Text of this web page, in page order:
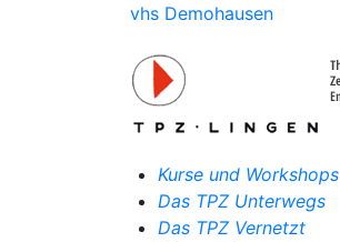
vhs Demohausen
Kurse und Workshops
Das TPZ Unterwegs
Das TPZ Vernetzt